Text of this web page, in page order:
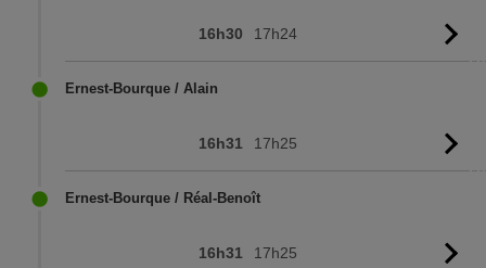
16h30 17h24
Ernest-Bourque / Alain
16h31 17h25
Ernest-Bourque / Réal-Benoît
16h31 17h25